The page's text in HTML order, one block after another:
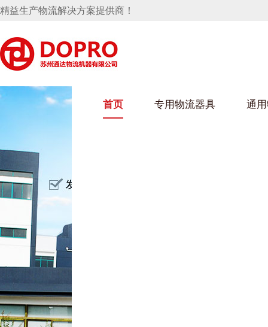
精益生产物流解决方案提供商！
首页 专用物流器具
葫芦娃下载最污架
盘 保险杠料架
冲压件料架
架
消声器料架
通
车
料架
桶水箱支架
行业
行业